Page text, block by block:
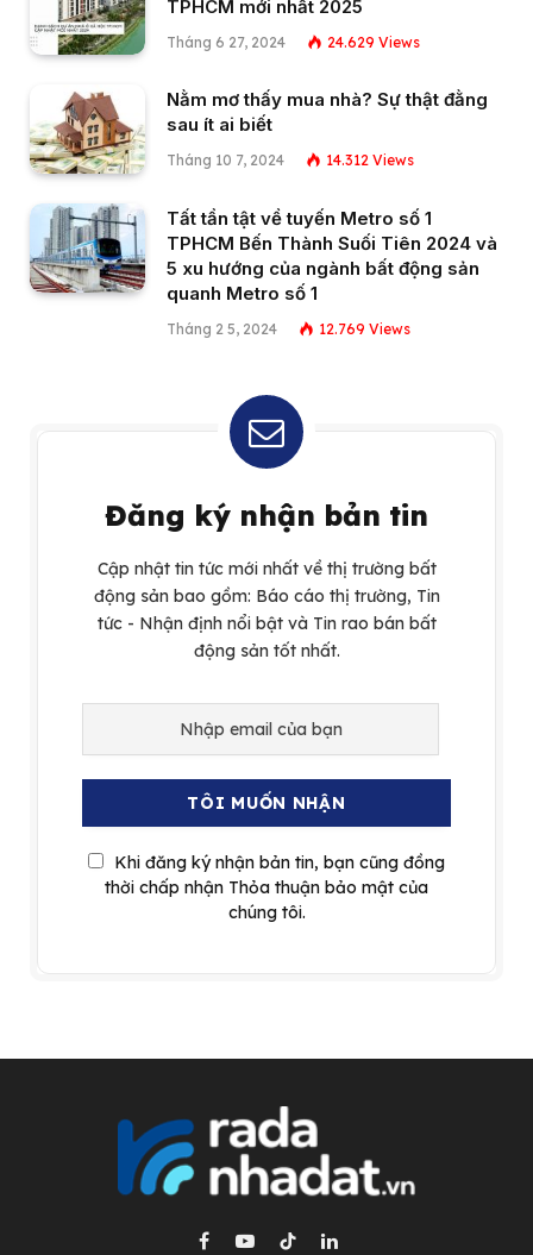
TPHCM mới nhất 2025
Tháng 6 27, 2024 24.629 Views
Nằm mơ thấy mua nhà? Sự thật đằng
sau ít ai biết
Tháng 10 7, 2024 14.312 Views
Tất tần tật về tuyến Metro số 1
TPHCM Bến Thành Suối Tiên 2024 và
5 xu hướng của ngành bất động sản
quanh Metro số 1
Tháng 2 5, 2024 12.769 Views
Đăng ký nhận bản tin
Cập nhật tin tức mới nhất về thị trường bất
động sản bao gồm: Báo cáo thị trường, Tin
tức - Nhận định nổi bật và Tin rao bán bất
động sản tốt nhất.
Khi đăng ký nhận bản tin, bạn cũng đồng
thời chấp nhận Thỏa thuận bảo mật của
chúng tôi.